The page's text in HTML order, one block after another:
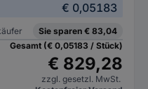
€ 0,05183
Sie sparen € 83,04
Gesamt (€ 0,05183 / Stück)
€ 829,28
zzgl. gesetzl. MwSt.